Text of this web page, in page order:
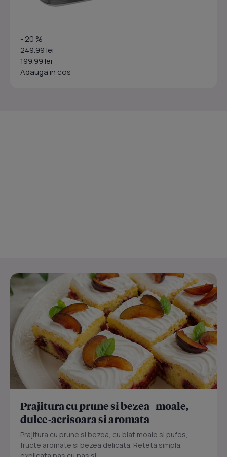
- 20 %
249.99 lei
199.99 lei
Adauga in cos
Prajitura cu prune si bezea - moale,
dulce-acrisoara si aromata
Prajitura cu prune si bezea, cu blat moale si pufos,
fructe aromate si bezea delicata. Reteta simpla,